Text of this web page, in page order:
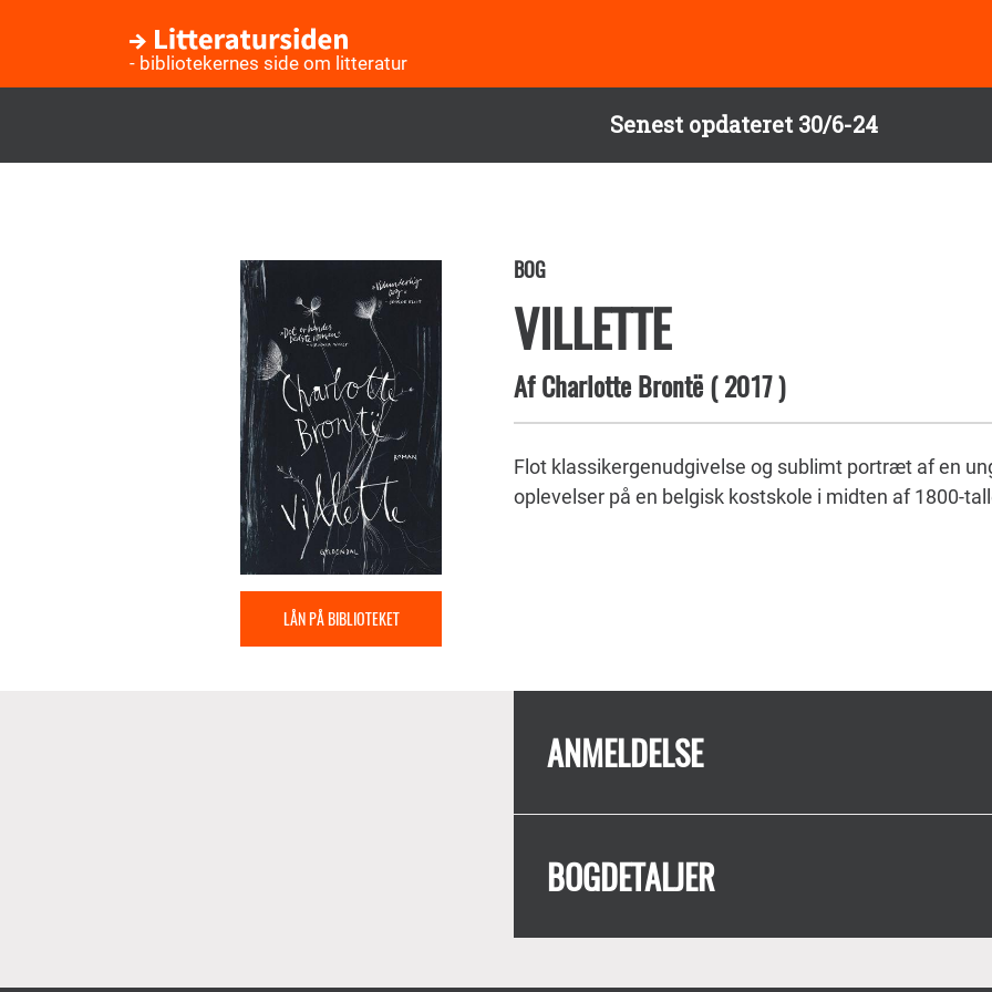
Senest opdateret 30/6-24
- bibliotekernes side om litteratur
LÅN PÅ BIBLIOTEKET
BOG
VILLETTE
AfCharlotte Brontë(2017)
Flot klassikergenudgivelse og sublimt portræt af en
oplevelser på en belgisk kostskole i midten af 1800-
ANMELDELSE
BOGDETALJER